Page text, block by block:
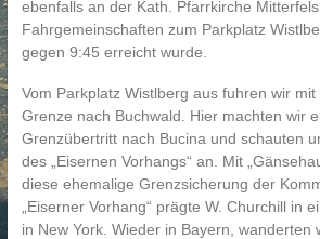
ebenfalls an der Kath. Pfarrkirche
Fahrgemeinschaften zum Parkplatz
gegen 9:45 erreicht wurde.
Vom Parkplatz Wistlberg aus fuhren wir
Grenze nach Buchwald. Hier machten wir
Grenzübertritt nach Bucina und schauten
des „Eisernen Vorhangs“ an. Mit
diese ehemalige Grenzsicherung der
„Eiserner Vorhang“ prägte W. Churchill in
in New York. Wieder in Bayern, wanderten